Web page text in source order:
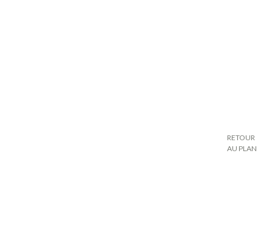
RETOUR
AU PLAN